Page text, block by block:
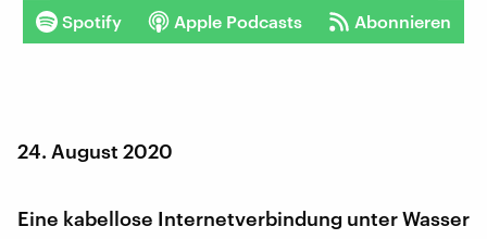
Spotify Apple Podcasts Abonnieren
24. August 2020
Eine kabellose Internetverbindung unter Wasser